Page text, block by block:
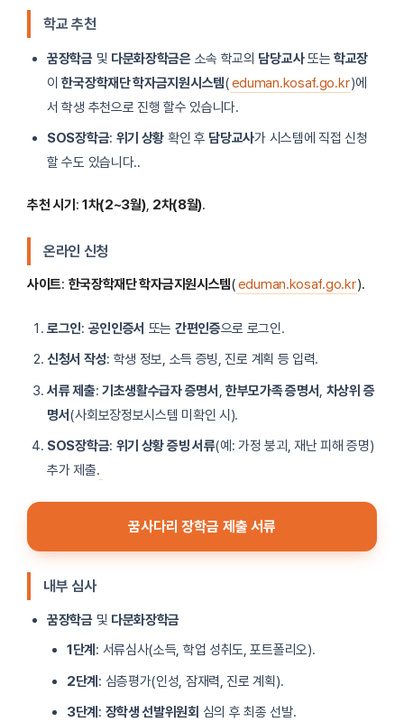
학교 추천
꿈장학금및 다문화장학금은소속 학교의 담당교사또는학교장
이한국장학재단 학자금지원시스템(eduman.kosaf.go.kr)에
서 학생 추천으로 진행 할수 있습니다.
SOS장학금: 위기 상황 확인 후 담당교사가 시스템에 직접 신청
할 수도 있습니다..
추천 시기 : 1차(2~3월), 2차(8월).
온라인 신청
사이트: 한국장학재단 학자금지원시스템(eduman.kosaf.go.kr).
로그인: 공인인증서 또는 간편인증으로 로그인.
신청서 작성: 학생 정보, 소득 증빙, 진로 계획 등 입력.
서류 제출: 기초생활수급자 증명서 ,한부모가족 증명서, 차상위 증
명서(사회보장정보시스템 미확인 시).
SOS장학금: 위기 상황 증빙 서류(예: 가정 붕괴, 재난 피해 증명)
추가 제출.
꿈사다리 장학금 제출 서류
내부 심사
꿈장학금및 다문화장학금
1단계 : 서류심사(소득, 학업 성취도, 포트폴리오).
2단계 : 심층평가(인성, 잠재력, 진로 계획).
3단계 : 장학생 선발위원회 심의 후 최종 선발.